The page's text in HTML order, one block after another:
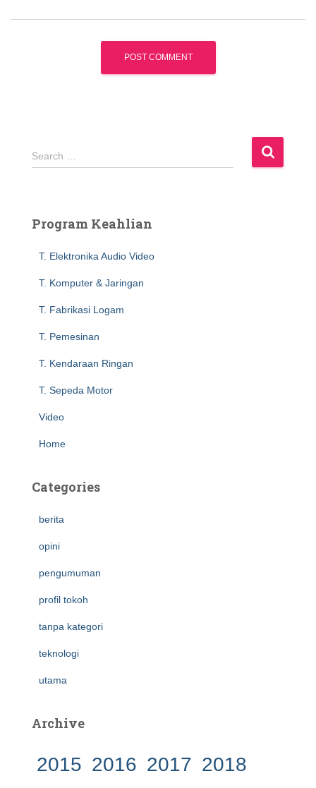
S
e
h
Search …
Program Keahlian
T. Elektronika Audio Video
T. Komputer & Jaringan
T. Fabrikasi Logam
T. Pemesinan
T. Kendaraan Ringan
T. Sepeda Motor
Video
Home
Categories
berita
opini
pengumuman
profil tokoh
tanpa kategori
teknologi
utama
Archive
2015 2016 2017 2018